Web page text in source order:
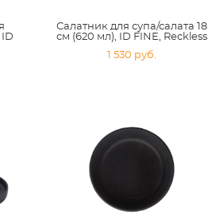
Салатник для супа/салата 18
см (620 мл), ID FINE, Reckless
1 530 pуб.